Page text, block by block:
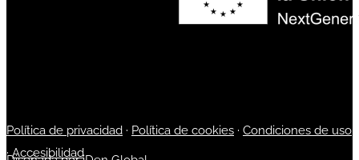
Política de privacidad · Política de cookies · Condiciones de uso
·Accesibilidad